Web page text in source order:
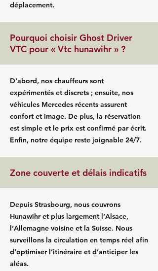
déplacement.
Pourquoi choisir Ghost Driver
VTC pour « Vtc hunawihr » ?
D’abord, nos chauffeurs sont
expérimentés et discrets ; ensuite, nos
véhicules Mercedes récents assurent
confort et image. De plus, la réservation
est simple et le prix est confirmé par écrit.
Enfin, notre équipe reste joignable 24/7.
Zone couverte et délais indicatifs
Depuis Strasbourg, nous couvrons
Hunawihr et plus largement l’Alsace,
l’Allemagne voisine et la Suisse. Nous
surveillons la circulation en temps réel afin
d’optimiser l’itinéraire et d’anticiper les
aléas.